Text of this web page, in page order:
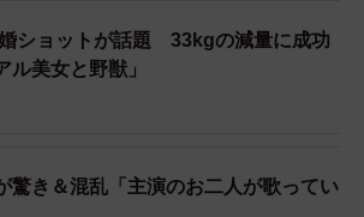
ショットが話題 33kgの減量に成功
美女と野獣」
き＆混乱「主演のお二人が歌ってい